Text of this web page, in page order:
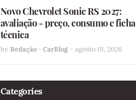
Novo Chevrolet Sonic RS 2027:
avaliação - preço, consumo e ficha
técnica
by Redação - CarBlog - agosto 01, 2026
Categories